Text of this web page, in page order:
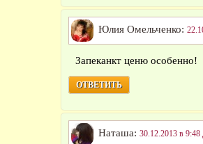
Юлия Омельченко:
Запеканкт ценю особенно!
ОТВЕТИТЬ
Наташа: 30.12.2013 в 9:48